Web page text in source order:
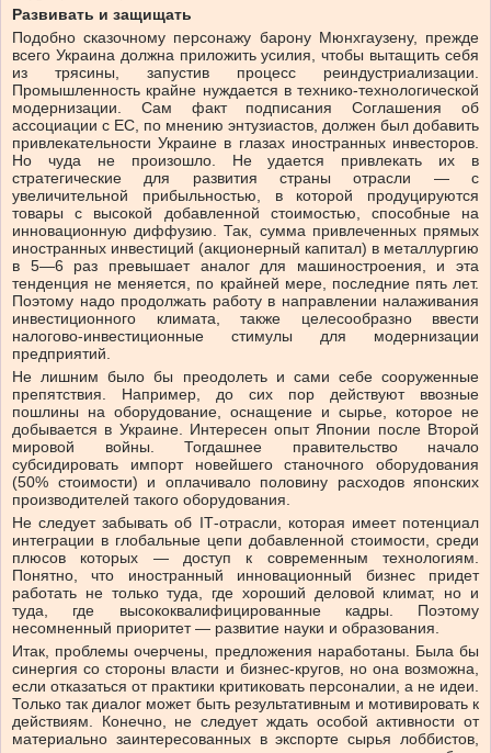
Развивать и защищать
Подобно сказочному персонажу барону Мюнхгаузену, прежде
всего Украина должна приложить усилия, чтобы вытащить себя
из трясины, запустив процесс реиндустриализации.
Промышленность крайне нуждается в технико-технологической
модернизации. Сам факт подписания Соглашения об
ассоциации с ЕС, по мнению энтузиастов, должен был добавить
привлекательности Украине в глазах иностранных инвесторов.
Но чуда не произошло. Не удается привлекать их в
стратегические для развития страны отрасли — с
увеличительной прибыльностью, в которой продуцируются
товары с высокой добавленной стоимостью, способные на
инновационную диффузию. Так, сумма привлеченных прямых
иностранных инвестиций (акционерный капитал) в металлургию
в 5—6 раз превышает аналог для машиностроения, и эта
тенденция не меняется, по крайней мере, последние пять лет.
Поэтому надо продолжать работу в направлении налаживания
инвестиционного климата, также целесообразно ввести
налогово-инвестиционные стимулы для модернизации
предприятий.
Не лишним было бы преодолеть и сами себе сооруженные
препятствия. Например, до сих пор действуют ввозные
пошлины на оборудование, оснащение и сырье, которое не
добывается в Украине. Интересен опыт Японии после Второй
мировой войны. Тогдашнее правительство начало
субсидировать импорт новейшего станочного оборудования
(50% стоимости) и оплачивало половину расходов японских
производителей такого оборудования.
Не следует забывать об ІТ-отрасли, которая имеет потенциал
интеграции в глобальные цепи добавленной стоимости, среди
плюсов которых — доступ к современным технологиям.
Понятно, что иностранный инновационный бизнес придет
работать не только туда, где хороший деловой климат, но и
туда, где высококвалифицированные кадры. Поэтому
несомненный приоритет — развитие науки и образования.
Итак, проблемы очерчены, предложения наработаны. Была бы
синергия со стороны власти и бизнес-кругов, но она возможна,
если отказаться от практики критиковать персоналии, а не идеи.
Только так диалог может быть результативным и мотивировать к
действиям. Конечно, не следует ждать особой активности от
материально заинтересованных в экспорте сырья лоббистов,